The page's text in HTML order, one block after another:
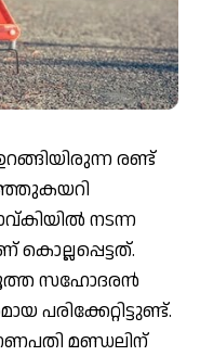
രണ്ട്
നടന്ന
സഹോദരന്‍
മണ്ഡലിന്